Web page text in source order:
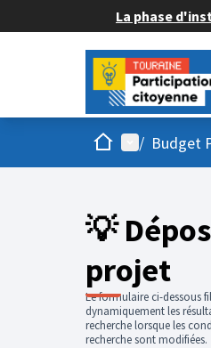
La phase
AccueilMenu
/ Budget
💡
projet
Le formulaire ci-dessous
dynamiquement les
recherche lorsque les
recherche sont modifiées.